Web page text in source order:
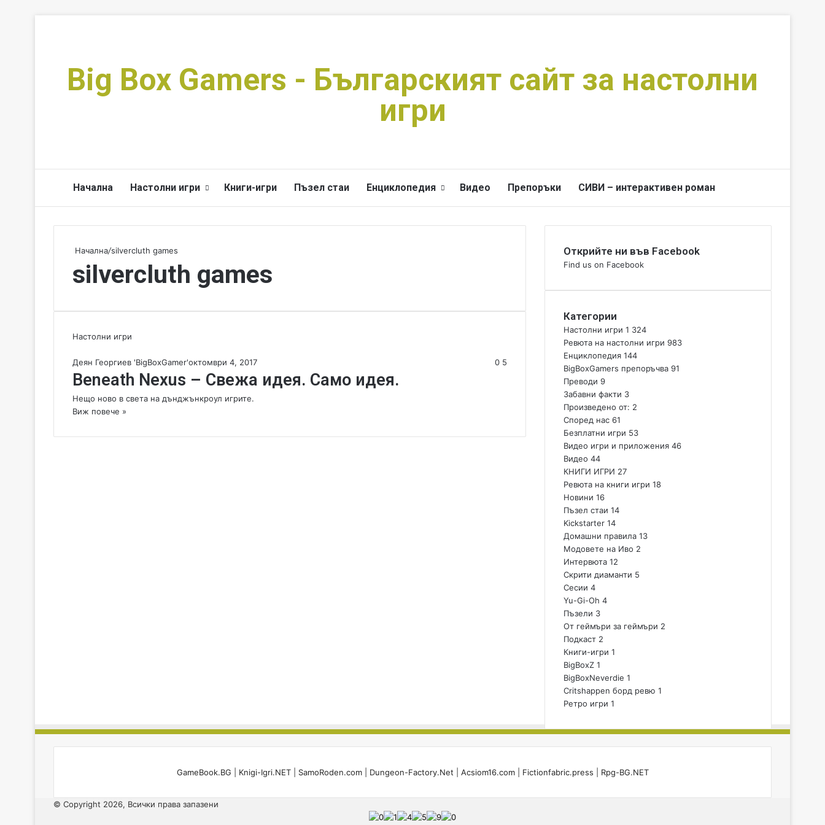
Big Box Gamers - Българският сайт за настолни
игри
Начална Настолни игри Книги-игри Пъзел стаи Енциклопедия Видео Препоръки СИВИ – интерактивен роман
Начална/silvercluth games
silvercluth games
Настолни игри
Деян Георгиев 'BigBoxGamer'октомври 4, 2017 0 5
Beneath Nexus – Свежа идея. Само идея.
Нещо ново в света на дънджънкроул игрите.
Виж повече »
Открийте ни във Facebook
Find us on Facebook
Категории
Настолни игри 1 324
Ревюта на настолни игри 983
Енциклопедия 144
BigBoxGamers препоръчва 91
Преводи 9
Забавни факти 3
Произведено от: 2
Според нас 61
Безплатни игри 53
Видео игри и приложения 46
Видео 44
КНИГИ ИГРИ 27
Ревюта на книги игри 18
Новини 16
Пъзел стаи 14
Kickstarter 14
Домашни правила 13
Модовете на Иво 2
Интервюта 12
Скрити диаманти 5
Сесии 4
Yu-Gi-Oh 4
Пъзели 3
От геймъри за геймъри 2
Подкаст 2
Книги-игри 1
BigBoxZ 1
BigBoxNeverdie 1
Critshappen борд ревю 1
Ретро игри 1
GameBook.BG Knigi-Igri.NET| SamoRoden.com| Dungeon-Factory.Net Acsiom16.com| Fictionfabric.press Rpg-BG.NET
© Copyright 2026, Всички права запазени